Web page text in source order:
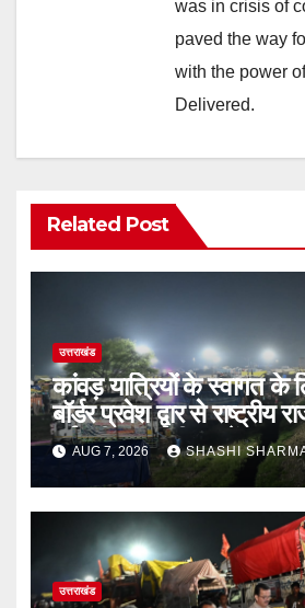
was in crisis of
paved the way
with the power
Delivered.
Related Post
उत्तराखंड
कांवड़ यात्रियों के स्वागत के
बॉर्डर प्रवेश द्वार से राष्ट्रीय
गई रंगीन एलईडी लाइटें
AUG 7, 2026 SHASHI
उत्तराखंड